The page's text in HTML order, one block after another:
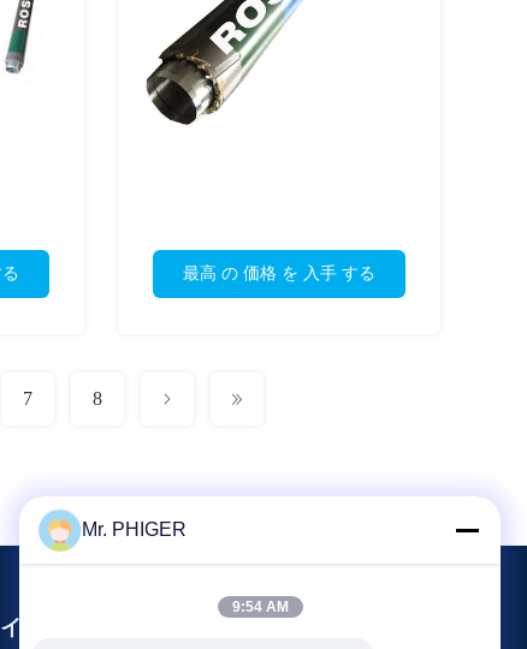
最高 の 価格 を 入手 する
7 8
イベント
Mr. PHIGER
9:54 AM